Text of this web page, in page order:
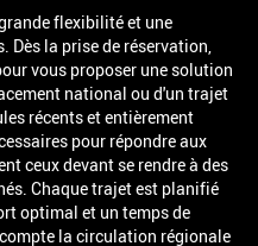
flexibilité et une
Dès la prise de réservation,
vous proposer une solution
national ou d'un trajet
récents et entièrement
pour répondre aux
ceux devant se rendre à des
Chaque trajet est planifié
optimal et un temps de
la circulation régionale